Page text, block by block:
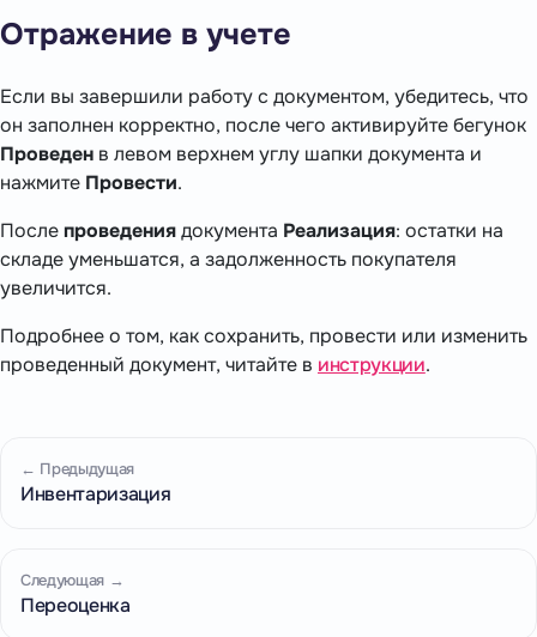
Отражение в учете
Если вы завершили работу с документом, убедитесь, что
он заполнен корректно, после чего активируйте бегунок
Проведен в левом верхнем углу шапки документа и
нажмите Провести.
Послепроведениядокумента Реализация: остатки на
складе уменьшатся, а задолженность покупателя
увеличится.
Подробнее о том, как сохранить, провести или изменить
проведенный документ, читайте в инструкции.
← Предыдущая
Инвентаризация
Следующая →
Переоценка